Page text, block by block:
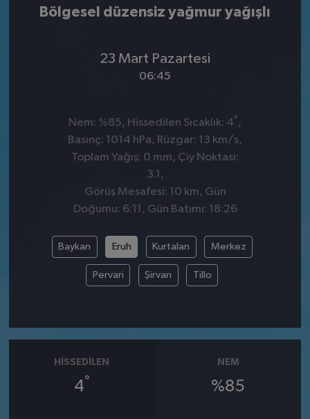
Bölgesel düzensiz yağmur yağışlı
23 Mart Pazartesi
06:45
Nem: %85, Hissedilen Sıcaklık: 4° ,
Basınç: 1014 hPa, Rüzgar: 13 km/s,
Toplam Yağış: 0 mm, Çiy Noktası:
3.1,
Görüş Mesafesi: 10 km, Gün
Doğumu: 6:11, Gün Batımı: 18:26
Baykan Eruh Kurtalan Merkez
Pervari Şirvan Tillo
HISSEDILEN
4°
NEM
%85